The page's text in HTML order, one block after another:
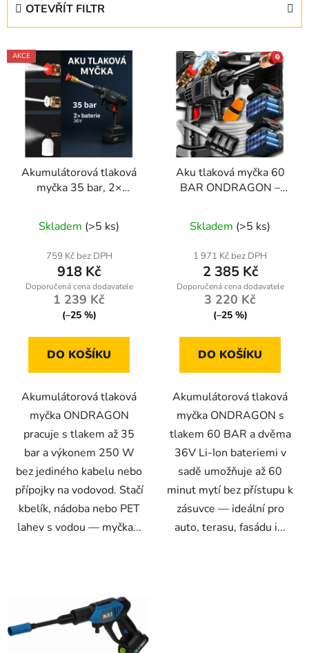
p
OTEVŘÍT FILTR
V
ý
AKCE
Akumulátorová tlaková
myčka 35 bar, 2×
ONDRAGON
hodnocení
produktu
je
3,6
z
hvězdiček.
Skladem (>5 ks)
759 Kč bez DPH
918 Kč
1 239 Kč
(–25 %)
DO KOŠÍKU
Akumulátorová tlaková
myčka ONDRAGON
pracuje s tlakem až 35
bar a výkonem 250 W
bez jediného kabelu nebo
přípojky na vodovod. Stačí
kbelík, nádoba nebo PET
lahev s vodou — myčka...
Aku tlaková myčka 60
BAR ONDRAGON –
baterie
hodnocení
produktu
je
4,8
z
hvězdiček.
Skladem (>5 ks)
1 971 Kč bez DPH
2 385 Kč
3 220 Kč
(–25 %)
DO KOŠÍKU
Akumulátorová tlaková
myčka ONDRAGON s
tlakem 60 BAR a dvěma
36V Li-Ion bateriemi v
sadě umožňuje až 60
minut mytí bez přístupu k
zásuvce — ideální pro
auto, terasu, fasádu i...